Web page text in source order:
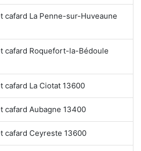
cafard La Penne-sur-Huveaune
cafard Roquefort-la-Bédoule
cafard La Ciotat 13600
cafard Aubagne 13400
cafard Ceyreste 13600